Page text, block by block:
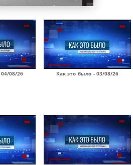
08/26 Как это было - 03/08/26